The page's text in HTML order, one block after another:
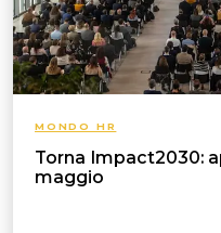
MONDO HR
Torna Impact2030:
maggio